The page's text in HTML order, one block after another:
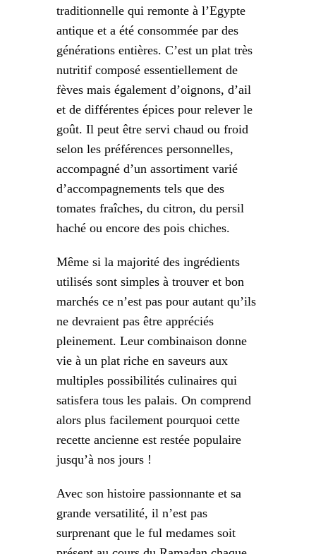
traditionnelle qui remonte à l’Egypte
antique et a été consommée par des
générations entières. C’est un plat très
nutritif composé essentiellement de
fèves mais également d’oignons, d’ail
et de différentes épices pour relever le
goût. Il peut être servi chaud ou froid
selon les préférences personnelles,
accompagné d’un assortiment varié
d’accompagnements tels que des
tomates fraîches, du citron, du persil
haché ou encore des pois chiches.
Même si la majorité des ingrédients
utilisés sont simples à trouver et bon
marchés ce n’est pas pour autant qu’ils
ne devraient pas être appréciés
pleinement. Leur combinaison donne
vie à un plat riche en saveurs aux
multiples possibilités culinaires qui
satisfera tous les palais. On comprend
alors plus facilement pourquoi cette
recette ancienne est restée populaire
jusqu’à nos jours !
Avec son histoire passionnante et sa
grande versatilité, il n’est pas
surprenant que le ful medames soit